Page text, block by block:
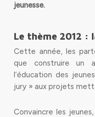
jeunesse.
Le thème 2012 :
Cette année, les
que construire un
l’éducation des
jury » aux projets
Convaincre les